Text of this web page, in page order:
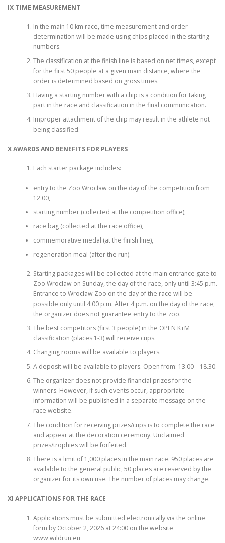
IX TIME MEASUREMENT
In the main 10 km race, time measurement and order
determination will be made using chips placed in the starting
numbers.
The classification at the finish line is based on net times, except
for the first 50 people at a given main distance, where the
order is determined based on gross times.
Having a starting number with a chip is a condition for taking
part in the race and classification in the final communication.
Improper attachment of the chip may result in the athlete not
being classified.
X AWARDS AND BENEFITS FOR PLAYERS
Each starter package includes:
entry to the Zoo Wrocław on the day of the competition from
12.00,
starting number (collected at the competition office),
race bag (collected at the race office),
commemorative medal (at the finish line),
regeneration meal (after the run).
Starting packages will be collected at the main entrance gate to
Zoo Wrocław on Sunday, the day of the race, only until 3:45 p.m.
Entrance to Wrocław Zoo on the day of the race will be
possible only until 4:00 p.m. After 4 p.m. on the day of the race,
the organizer does not guarantee entry to the zoo.
The best competitors (first 3 people) in the OPEN K+M
classification (places 1-3) will receive cups.
Changing rooms will be available to players.
A deposit will be available to players. Open from: 13.00 – 18.30.
The organizer does not provide financial prizes for the
winners. However, if such events occur, appropriate
information will be published in a separate message on the
race website.
The condition for receiving prizes/cups is to complete the race
and appear at the decoration ceremony. Unclaimed
prizes/trophies will be forfeited.
There is a limit of 1,000 places in the main race. 950 places are
available to the general public, 50 places are reserved by the
organizer for its own use. The number of places may change.
XI APPLICATIONS FOR THE RACE
Applications must be submitted electronically via the online
form by October 2, 2026 at 24:00 on the website
www.wildrun.eu